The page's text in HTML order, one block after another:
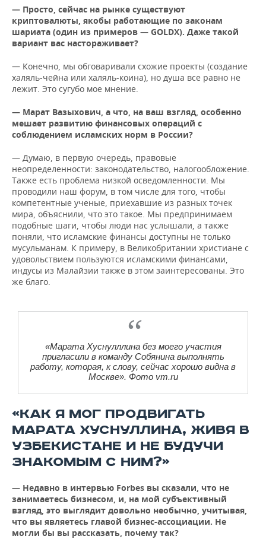
— Просто, сейчас на рынке существуют
криптовалюты, якобы работающие по законам
шариата (один из примеров — GOLDX). Даже такой
вариант вас настораживает?
— Конечно, мы обговаривали схожие проекты (создание
халяль-чейна или халяль-коина), но душа все равно не
лежит. Это сугубо мое мнение.
— Марат Вазыхович, а что, на ваш взгляд, особенно
мешает развитию финансовых операций с
соблюдением исламских норм в России?
— Думаю, в первую очередь, правовые
неопределенности: законодательство, налогообложение.
Также есть проблема низкой осведомленности. Мы
проводили наш форум, в том числе для того, чтобы
компетентные ученые, приехавшие из разных точек
мира, объяснили, что это такое. Мы предпринимаем
подобные шаги, чтобы люди нас услышали, а также
поняли, что исламские финансы доступны не только
мусульманам. К примеру, в Великобритании христиане с
удовольствием пользуются исламскими финансами,
индусы из Малайзии также в этом заинтересованы. Это
же благо.
«Марата Хуснулллина без моего участия
пригласили в команду Собянина выполнять
работу, которая, к слову, сейчас хорошо видна в
Москве». Фото vm.ru
«КАК Я МОГ ПРОДВИГАТЬ
МАРАТА ХУСНУЛЛИНА, ЖИВЯ В
УЗБЕКИСТАНЕ И НЕ БУДУЧИ
ЗНАКОМЫМ С НИМ?»
— Недавно в интервью Forbes вы сказали, что не
занимаетесь бизнесом, и, на мой субъективный
взгляд, это выглядит довольно необычно, учитывая,
что вы являетесь главой бизнес-ассоциации. Не
могли бы вы рассказать, почему так?